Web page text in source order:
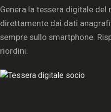
Genera la tessera digitale del
direttamente dai dati
sempre sullo smartphone.
riordini.